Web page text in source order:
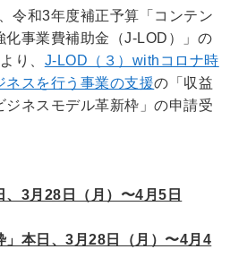
令和3年度補正予算「コンテン
化事業費補助金（J-LOD）」の
り、 J-LOD（３）withコロナ時
ネスを行う事業の支援の「収益
ネスモデル革新枠」の申請受
、3月28日（月）〜4月5日
」本日、3月28日（月）〜4月4